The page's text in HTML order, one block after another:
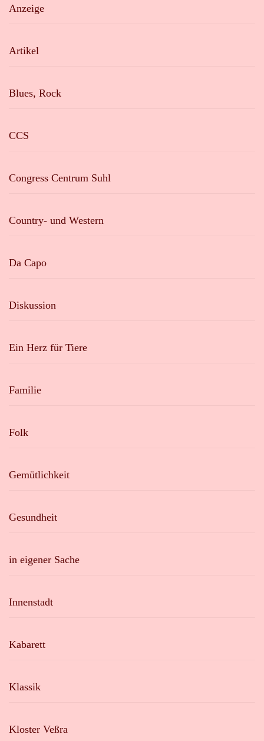
Anzeige
Artikel
Blues, Rock
CCS
Congress Centrum Suhl
Country- und Western
Da Capo
Diskussion
Ein Herz für Tiere
Familie
Folk
Gemütlichkeit
Gesundheit
in eigener Sache
Innenstadt
Kabarett
Klassik
Kloster Veßra